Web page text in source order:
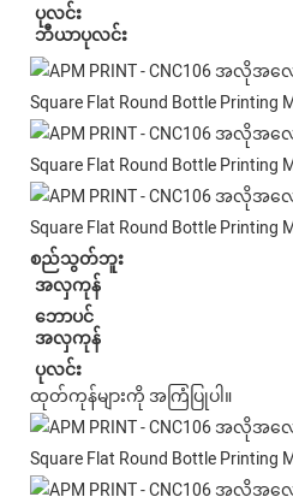
ပုလင်း
ဘီယာပုလင်း
စည်သွတ်ဘူး
အလှကုန်
ဘောပင်
အလှကုန်
ပုလင်း
ထုတ်ကုန်များကို အကြံပြုပါ။